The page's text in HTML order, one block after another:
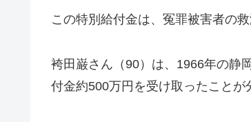
この特別給付金は、冤罪被害者の
袴田巌さん（90）は、1966年の静
付金約500万円を受け取ったことが